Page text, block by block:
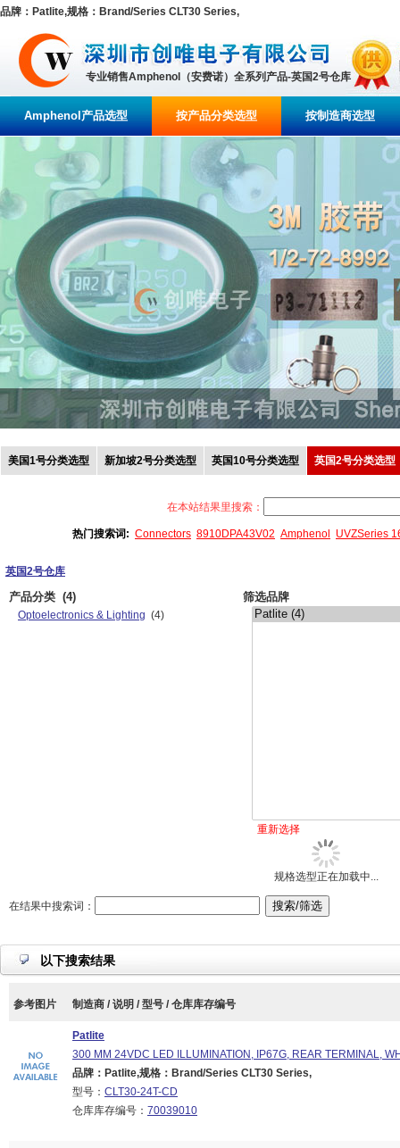
品牌：Patlite,规格：Brand/Series CLT30 Series,
专业销售Amphenol（安费诺）全系列产品-英国2号仓库
Amphenol产品选型 按产品分类选型 按制造商选型
美国1号分类选型 新加坡2号分类选型 英国10号分类选型 英国2号分类选型
在本站结果里搜索：
热门搜索词: Connectors 8910DPA43V02 Amphenol UVZSeries
英国2号仓库
产品分类 (4)
Optoelectronics & Lighting (4)
筛选品牌
重新选择
规格选型正在加载中...
在结果中搜索词：
以下搜索结果
参考图片 制造商 / 说明 / 型号 / 仓库库存编号
Patlite
300 MM 24VDC LED ILLUMINATION, IP67G, REAR TERMINAL,
品牌：Patlite,规格：Brand/Series CLT30 Series,
型号： CLT30-24T-CD
仓库库存编号： 70039010